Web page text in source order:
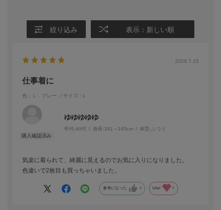
絞り込み 表示：新しい順
2026.7.15
仕事着に
色：Ｌ．グレー ／サイズ：L
ゆゆゆゆゆ
年代:40代 身長:161～165cm 体型: ふつう
気楽に着られて、綺麗に見えるのでお気に入りになりました。
色違いで2枚目も買っちゃいました。
参考になった 0 Like! 0